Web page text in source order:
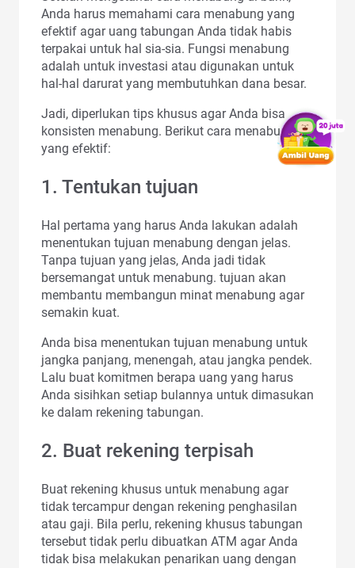
Anda harus memahami cara menabung yang
efektif agar uang tabungan Anda tidak habis
terpakai untuk hal sia-sia. Fungsi menabung
adalah untuk investasi atau digunakan untuk
hal-hal darurat yang membutuhkan dana besar.
Jadi, diperlukan tips khusus agar Anda bisa
konsisten menabung. Berikut cara menabung
yang efektif:
1. Tentukan tujuan
Hal pertama yang harus Anda lakukan adalah
menentukan tujuan menabung dengan jelas.
Tanpa tujuan yang jelas, Anda jadi tidak
bersemangat untuk menabung. tujuan akan
membantu membangun minat menabung agar
semakin kuat.
Anda bisa menentukan tujuan menabung untuk
jangka panjang, menengah, atau jangka pendek.
Lalu buat komitmen berapa uang yang harus
Anda sisihkan setiap bulannya untuk dimasukan
ke dalam rekening tabungan.
2. Buat rekening terpisah
Buat rekening khusus untuk menabung agar
tidak tercampur dengan rekening penghasilan
atau gaji. Bila perlu, rekening khusus tabungan
tersebut tidak perlu dibuatkan ATM agar Anda
tidak bisa melakukan penarikan uang dengan